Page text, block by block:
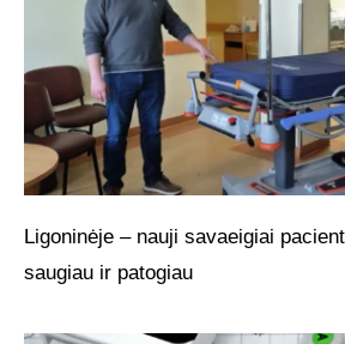
Ligoninėje – nauji savaeigiai
saugiau ir patogiau